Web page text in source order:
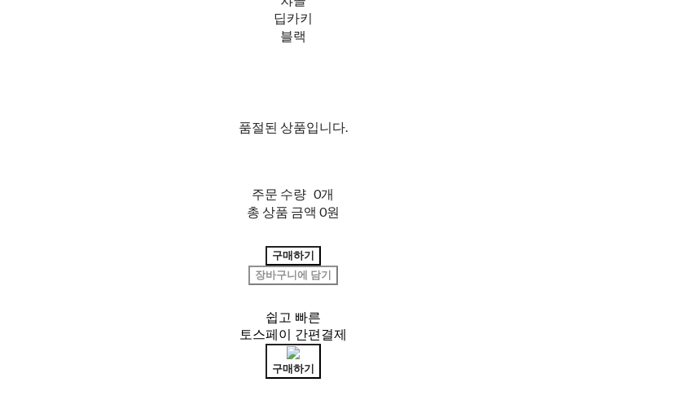
딥카키
블랙
품절된 상품입니다.
주문 수량 0개
총 상품 금액 0원
구매하기
장바구니에 담기
쉽고 빠른
토스페이 간편결제
구매하기